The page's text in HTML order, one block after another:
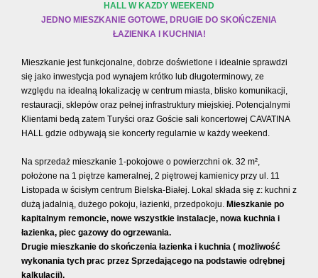
HALL W KAZDY WEEKEND
JEDNO MIESZKANIE GOTOWE, DRUGIE DO SKOŃCZENIA
ŁAZIENKA I KUCHNIA!
Mieszkanie jest funkcjonalne, dobrze doświetlone i idealnie sprawdzi
się jako inwestycja pod wynajem krótko lub długoterminowy, ze
względu na idealną lokalizację w centrum miasta, blisko komunikacji,
restauracji, sklepów oraz pełnej infrastruktury miejskiej. Potencjalnymi
Klientami bedą zatem Turyści oraz Goście sali koncertowej CAVATINA
HALL gdzie odbywają sie koncerty regularnie w każdy weekend.
Na sprzedaż mieszkanie 1-pokojowe o powierzchni ok. 32 m²,
położone na 1 piętrze kameralnej, 2 piętrowej kamienicy przy ul. 11
Listopada w ścisłym centrum Bielska-Białej. Lokal składa się z: kuchni z
dużą jadalnią, dużego pokoju, łazienki, przedpokoju. Mieszkanie po
kapitalnym remoncie, nowe wszystkie instalacje, nowa kuchnia i
łazienka, piec gazowy do ogrzewania.
Drugie mieszkanie do skończenia łazienka i kuchnia ( możliwość
wykonania tych prac przez Sprzedającego na podstawie odrębnej
kalkulacji).